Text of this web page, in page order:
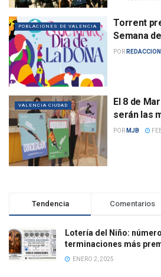
POBLACIONES DE VALENCIA
Torrent
Semana
POR REDACCION
VALENCIA CIUDAD
El 8 de
serán las
POR MJB
Tendencia Comentarios
Lotería del Niño:
terminaciones más
ENERO 2, 2025